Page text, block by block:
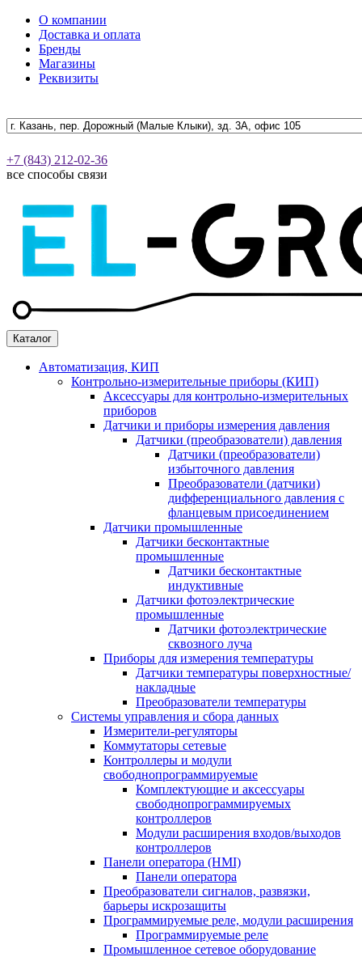
О компании
Доставка и оплата
Бренды
Магазины
Реквизиты
+7 (843) 212-02-36
все способы связи
Каталог
Автоматизация, КИП
Контрольно-измерительные приборы (КИП)
Аксессуары для контрольно-измерительных
приборов
Датчики и приборы измерения давления
Датчики (преобразователи) давления
Датчики (преобразователи)
избыточного давления
Преобразователи (датчики)
дифференциального давления с
фланцевым присоединением
Датчики промышленные
Датчики бесконтактные
промышленные
Датчики бесконтактные
индуктивные
Датчики фотоэлектрические
промышленные
Датчики фотоэлектрические
сквозного луча
Приборы для измерения температуры
Датчики температуры поверхностные/
накладные
Преобразователи температуры
Системы управления и сбора данных
Измерители-регуляторы
Коммутаторы сетевые
Контроллеры и модули
свободнопрограммируемые
Комплектующие и аксессуары
свободнопрограммируемых
контроллеров
Модули расширения входов/выходов
контроллеров
Панели оператора (HMI)
Панели оператора
Преобразователи сигналов, развязки,
барьеры искрозащиты
Программируемые реле, модули расширения
Программируемые реле
Промышленное сетевое оборудование